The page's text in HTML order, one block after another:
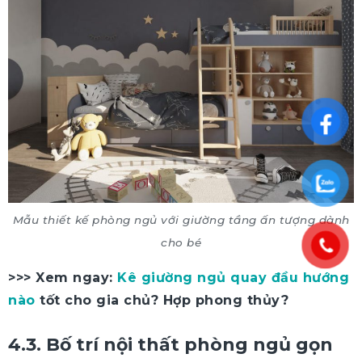
Mẫu thiết kế phòng ngủ với giường tầng ấn tượng dành
cho bé
>>> Xem ngay: Kê giường ngủ quay đầu hướng
nào tốt cho gia chủ? Hợp phong thủy?
4.3. Bố trí nội thất phòng ngủ gọn